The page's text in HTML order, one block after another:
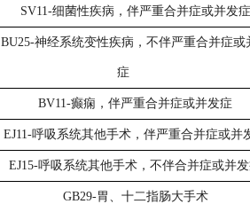
SV11-细菌性疾病，伴严重合并症或并发症
BU25-神经系统变性疾病，不伴严重合并症或
症
BV11-癫痫，伴严重合并症或并发症
EJ11-呼吸系统其他手术，伴严重合并症或并
EJ15-呼吸系统其他手术，不伴合并症或并
GB29-胃、十二指肠大手术